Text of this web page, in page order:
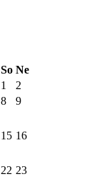
So Ne
1
2
8 9
15 16
22 23